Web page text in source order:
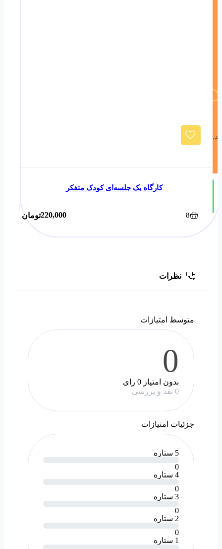
کارگاه یک جلسه‌ای کودک متفکر
8
220,000تومان
نظرات
متوسط امتیازات
0
بدون امتیاز 0 رای
0 نقد و بررسی
جزئیات امتیازات
5 ستاره
0
4 ستاره
0
3 ستاره
0
2 ستاره
0
1 ستاره